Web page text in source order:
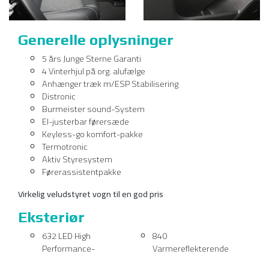
Generelle oplysninger
5 års Junge Sterne Garanti
4 Vinterhjul på org. alufælge
Anhænger træk m/ESP Stabilisering
Distronic
Burmeister sound-System
El-justerbar førersæde
Keyless-go komfort-pakke
Termotronic
Aktiv Styresystem
Førerassistentpakke
Virkelig veludstyret vogn til en god pris
Eksteriør
632 LED High
Performance-
840
Varmereflekterende